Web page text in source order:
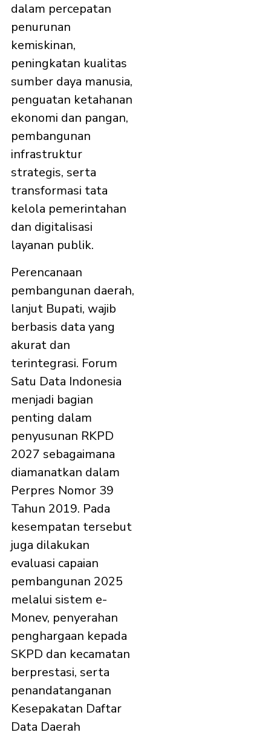
dalam percepatan
penurunan
kemiskinan,
peningkatan kualitas
sumber daya manusia,
penguatan ketahanan
ekonomi dan pangan,
pembangunan
infrastruktur
strategis, serta
transformasi tata
kelola pemerintahan
dan digitalisasi
layanan publik.
Perencanaan
pembangunan daerah,
lanjut Bupati, wajib
berbasis data yang
akurat dan
terintegrasi. Forum
Satu Data Indonesia
menjadi bagian
penting dalam
penyusunan RKPD
2027 sebagaimana
diamanatkan dalam
Perpres Nomor 39
Tahun 2019. Pada
kesempatan tersebut
juga dilakukan
evaluasi capaian
pembangunan 2025
melalui sistem e-
Monev, penyerahan
penghargaan kepada
SKPD dan kecamatan
berprestasi, serta
penandatanganan
Kesepakatan Daftar
Data Daerah